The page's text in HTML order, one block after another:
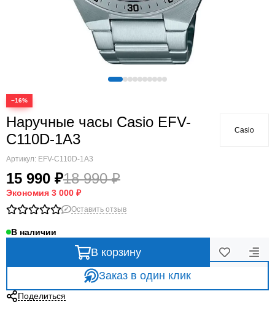
−16%
Наручные часы Casio EFV-
C110D-1A3
Артикул: EFV-C110D-1A3
15 990 ₽18 990 ₽
Экономия 3 000 ₽
Casio
Оставить отзыв
В наличии
В корзину
Заказ в один клик
Поделиться